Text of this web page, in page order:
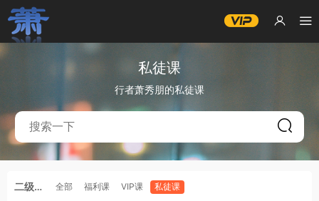
私徒课
行者萧秀朋的私徒课
二级分
全部 福利课 VIP课 私徒课